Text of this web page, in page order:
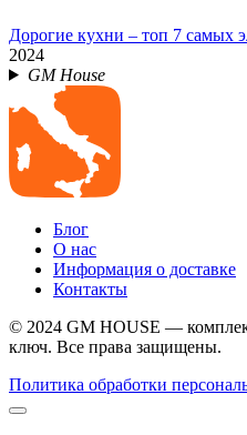
Дорогие кухни – топ 7 самых
2024
GM House
Блог
О нас
Информация о доставке
Контакты
© 2024 GM HOUSE —
ключ. Все права защищены.
Политика обработки